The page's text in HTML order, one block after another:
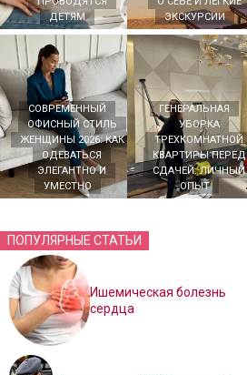
ДЕТЯМ
ЭКСКУРСИИ
СОВРЕМЕННЫЙ
ОФИСНЫЙ СТИЛЬ
ЖЕНЩИНЫ 2026: КАК
ОДЕВАТЬСЯ
ЭЛЕГАНТНО И
УМЕСТНО
ГЕНЕРАЛЬНАЯ
УБОРКА
ТРЕХКОМНАТНОЙ
КВАРТИРЫ ПЕРЕД
СДАЧЕЙ: ЛИЧНЫЙ
ОПЫТ
ПОПУЛЯРНЫЕ СТАТЬИ
Ишемическая болезнь
сердца